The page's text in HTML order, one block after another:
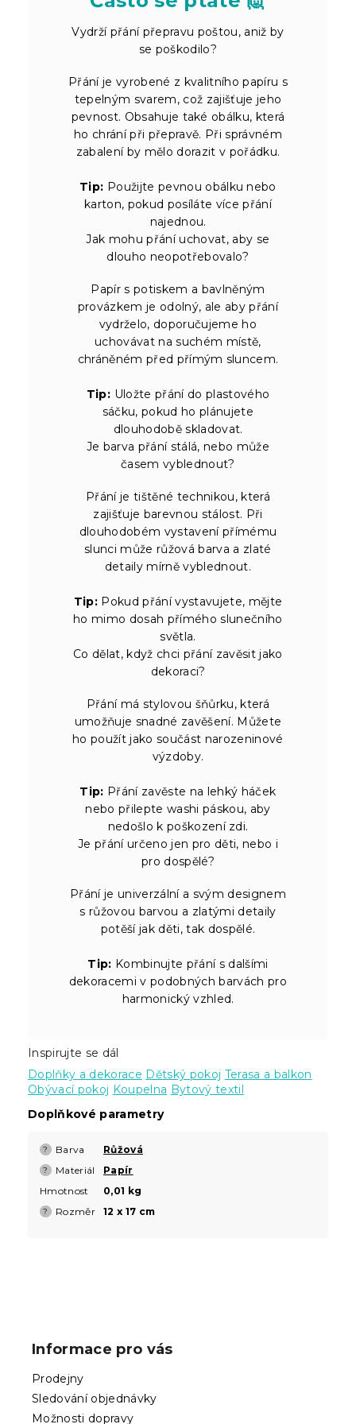
Vydrží přání přepravu poštou, aniž by
se poškodilo?
Přání je vyrobené z kvalitního papíru s
tepelným svarem, což zajišťuje jeho
pevnost. Obsahuje také obálku, která
ho chrání při přepravě. Při správném
zabalení by mělo dorazit v pořádku.
Tip: Použijte pevnou obálku nebo
karton, pokud posíláte více přání
najednou.
Jak mohu přání uchovat, aby se
dlouho neopotřebovalo?
Papír s potiskem a bavlněným
provázkem je odolný, ale aby přání
vydrželo, doporučujeme ho
uchovávat na suchém místě,
chráněném před přímým sluncem.
Tip: Uložte přání do plastového
sáčku, pokud ho plánujete
dlouhodobě skladovat.
Je barva přání stálá, nebo může
časem vyblednout?
Přání je tištěné technikou, která
zajišťuje barevnou stálost. Při
dlouhodobém vystavení přímému
slunci může růžová barva a zlaté
detaily mírně vyblednout.
Tip: Pokud přání vystavujete, mějte
ho mimo dosah přímého slunečního
světla.
Co dělat, když chci přání zavěsit jako
dekoraci?
Přání má stylovou šňůrku, která
umožňuje snadné zavěšení. Můžete
ho použít jako součást narozeninové
výzdoby.
Tip: Přání zavěste na lehký háček
nebo přilepte washi páskou, aby
nedošlo k poškození zdi.
Je přání určeno jen pro děti, nebo i
pro dospělé?
Přání je univerzální a svým designem
s růžovou barvou a zlatými detaily
potěší jak děti, tak dospělé.
Tip: Kombinujte přání s dalšími
dekoracemi v podobných barvách pro
harmonický vzhled.
Inspirujte se dál
Doplňky a dekorace Dětský pokoj Terasa a balkon
Obývací pokoj Koupelna Bytový textil
Doplňkové parametry
? Barva Růžová
? Materiál
Papír
Hmotnost
0,01 kg
? Rozměr 12 x 17 cm
Informace pro vás
Prodejny
Sledování objednávky
Možnosti dopravy